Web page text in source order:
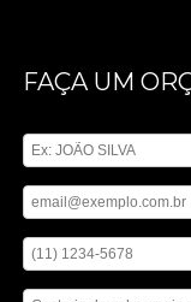
FAÇA UM